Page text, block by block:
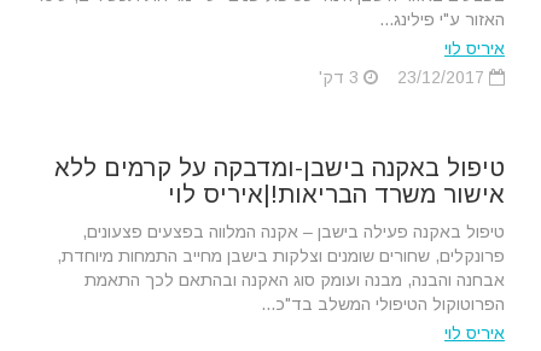
האזור ע"י פילינג...
איריס לוי
טיפול באקנה בישבן-ומדבקה על קרמים ללא
אישור משרד הבריאות!|איריס לוי
טיפול באקנה פעילה בישבן – אקנה המלווה בפצעים פצעונים,
פרונקלים, שחורים שומנים וצלקות בישבן מחייב התמחות מיוחדת,
אבחנה והבנה, מבנה ועומק סוג האקנה ובהתאם לכך התאמת
הפרוטוקול הטיפולי המשלב בד"כ...
איריס לוי